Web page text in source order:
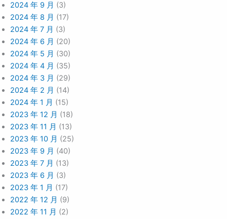
2024 年 9 月 (3)
2024 年 8 月 (17)
2024 年 7 月 (3)
2024 年 6 月 (20)
2024 年 5 月 (30)
2024 年 4 月 (35)
2024 年 3 月 (29)
2024 年 2 月 (14)
2024 年 1 月 (15)
2023 年 12 月 (18)
2023 年 11 月 (13)
2023 年 10 月 (25)
2023 年 9 月 (40)
2023 年 7 月 (13)
2023 年 6 月 (3)
2023 年 1 月 (17)
2022 年 12 月 (9)
2022 年 11 月 (2)